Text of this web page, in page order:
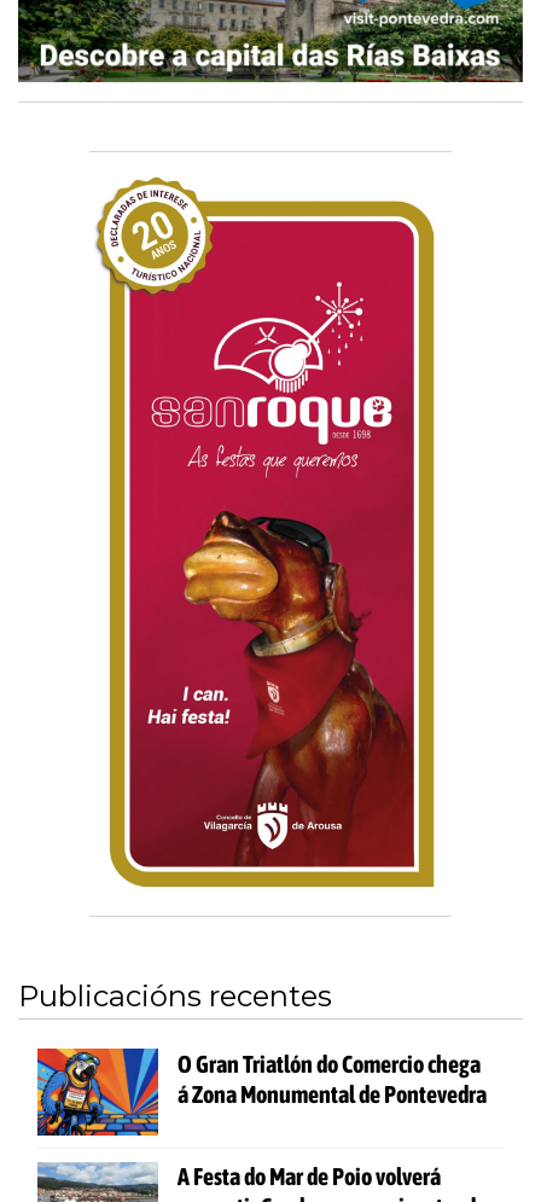
Publicacións recentes
O Gran Triatlón do Comercio chega
á Zona Monumental de Pontevedra
A Festa do Mar de Poio volverá